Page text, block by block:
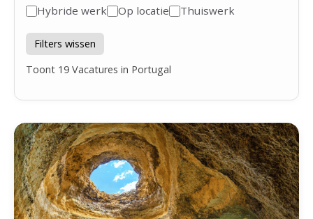
Hybride werk Op locatie Thuiswerk
Filters wissen
Toont 19 Vacatures in Portugal